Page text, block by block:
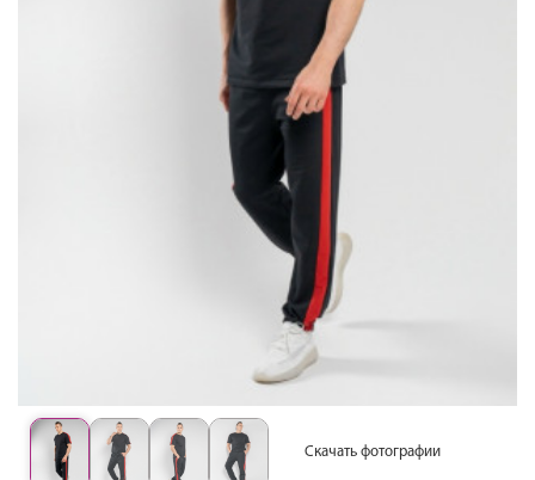
Скачать фотографии